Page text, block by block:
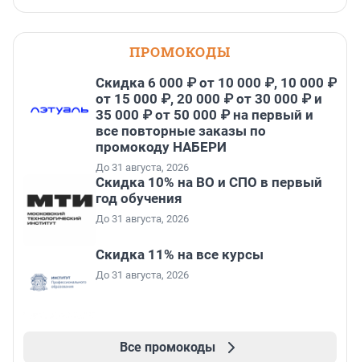
ПРОМОКОДЫ
Скидка 6 000 ₽ от 10 000 ₽, 10 000 ₽
от 15 000 ₽, 20 000 ₽ от 30 000 ₽ и
35 000 ₽ от 50 000 ₽ на первый и
все повторные заказы по
промокоду НАБЕРИ
До 31 августа, 2026
Скидка 10% на ВО и СПО в первый
год обучения
До 31 августа, 2026
Скидка 11% на все курсы
До 31 августа, 2026
Все промокоды